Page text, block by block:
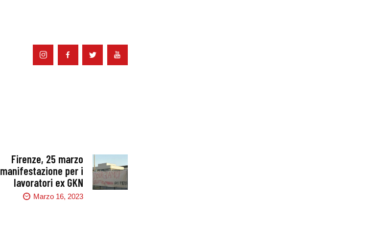
Firenze, 25 marzo
manifestazione per i
lavoratori ex GKN
Marzo 16, 2023